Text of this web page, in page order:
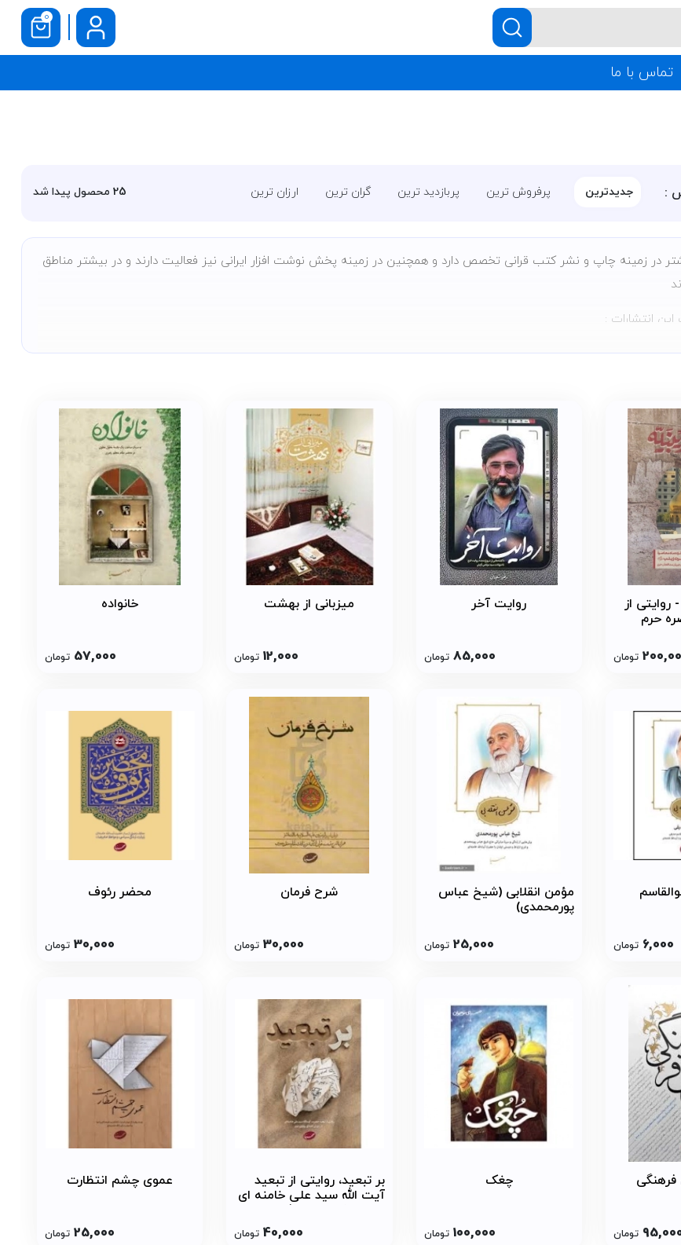
0
تماس با ما
: جدیدترین پرفروش ترین پربازدید ترین گران ترین ارزان ترین 25 محصول پیدا شد
در زمینه چاپ و نشر کتب قرانی تخصص دارد و همچنین در زمینه پخش نوشت افزار ایرانی نیز فعالیت دارند و در بیشتر مناطق
انتشارات :
، حدیث مکارم اخلاق ، مجموعه انسان 250 ساله و ...
از
حرم
تومان
روایت آخر
85,000 تومان
میزبانی از بهشت
12,000 تومان
خانواده
57,000 تومان
6,000 تومان
مؤمن انقلابی (شیخ‌ عباس‌
پورمحمدی)
25,000 تومان
شرح فرمان
30,000 تومان
محضر رئوف
30,000 تومان
تومان
چغک
100,000 تومان
بر تبعید، روایتی از تبعید
آیت الله سید علی خامنه ای
به ایرانشهر و جیرفت در
دوران اختناق پهلوی دوم
40,000 تومان
عموی چشم انتظارت
25,000 تومان